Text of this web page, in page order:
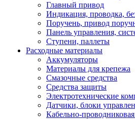
Главный привод
Индикация, проводка,
Поручень, привод
Панель управления,
Ступени, паллеты
Расходные материалы
Аккумуляторы
Материалы для крепежа
Смазочные средства
Средства защиты
Электротехнические
Датчики, блоки
Кабельно-